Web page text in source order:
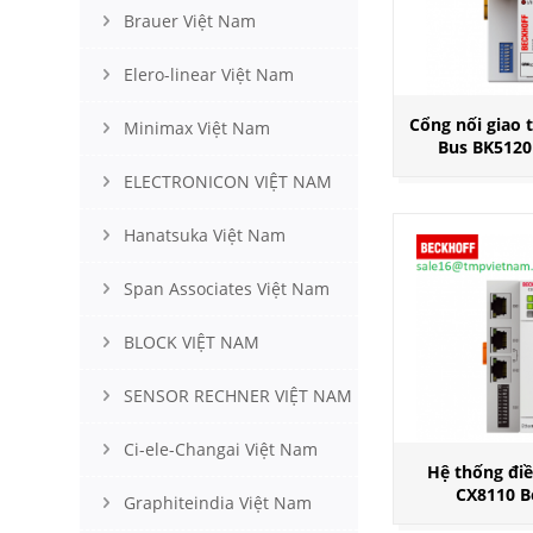
Brauer Việt Nam
Elero-linear Việt Nam
Minimax Việt Nam
ELECTRONICON VIỆT NAM
Hanatsuka Việt Nam
Span Associates Việt Nam
BLOCK VIỆT NAM
SENSOR RECHNER VIỆT NAM
Ci-ele-Changai Việt Nam
Graphiteindia Việt Nam
Cổng nối giao
Bus
Hệ thống
CX8110